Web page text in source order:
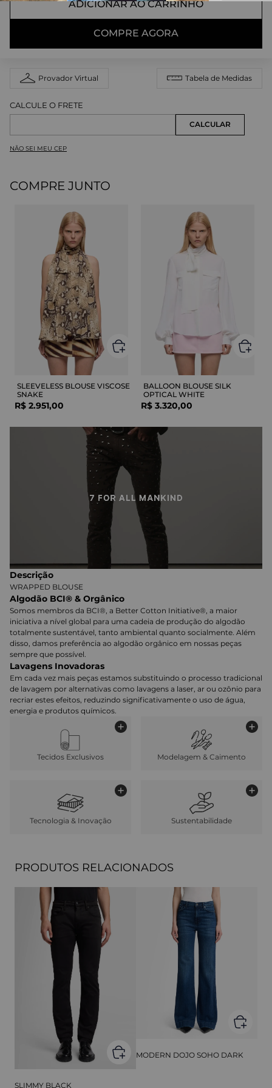
ADICIONAR AO CARRINHO
COMPRE AGORA
Provador Virtual Tabela de Medidas
NÃO SEI MEU CEP
COMPRE JUNTO
SLEEVELESS BLOUSE VISCOSE
SNAKE
R$ 2.951,00
BALLOON BLOUSE SILK
OPTICAL WHITE
R$ 3.320,00
Descrição
WRAPPED BLOUSE
Algodão BCI® & Orgânico
Somos membros da BCI®, a Better Cotton Initiative®, a maior
iniciativa a nível global para uma cadeia de produção do algodão
totalmente sustentável, tanto ambiental quanto socialmente. Além
disso, damos preferência ao algodão orgânico em nossas peças
sempre que possível.
Lavagens Inovadoras
Em cada vez mais peças estamos substituindo o processo tradicional
de lavagem por alternativas como lavagens a laser, ar ou ozônio para
recriar estes efeitos, reduzindo significativamente o uso de água,
energia e produtos químicos.
Tecidos Exclusivos Modelagem & Caimento
Tecnologia & Inovação Sustentabilidade
PRODUTOS RELACIONADOS
SLIMMY BLACK
MODERN DOJO SOHO DARK